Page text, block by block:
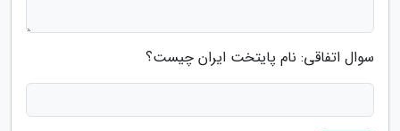
سوال اتفاقی: نام پایتخت ایران چیست؟